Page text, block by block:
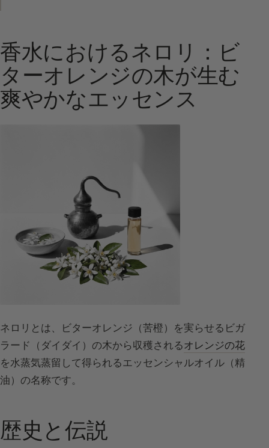
香水におけるネロリ：ビ
ターオレンジの木が生む
爽やかなエッセンス
ネロリとは、ビターオレンジ（苦橙）を実らせるビガ
ラード（ダイダイ）の木から収穫されるオレンジの花
を水蒸気蒸留して得られるエッセンシャルオイル（精
油）の名称です。
歴史と伝説